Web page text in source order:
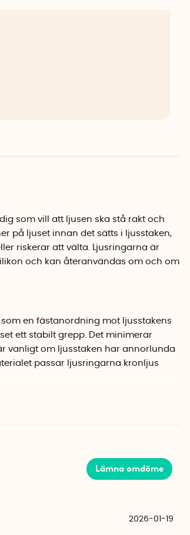
som vill att ljusen ska stå rakt och
på ljuset innan det sätts i ljusstaken,
riskerar att välta. Ljusringarna är
och kan återanvändas om och om
en fästanordning mot ljusstakens
ett stabilt grepp. Det minimerar
vanligt om ljusstaken har annorlunda
passar ljusringarna kronljus
silikon som tål värme och är mycket
sätter den på ett nytt ljus.
Lämna omdöme
2026-01-19